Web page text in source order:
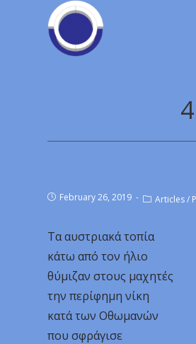
February 26, 2019 Articles/
Τα αυστριακά τοπία
κάτω από τον ήλιο
θύμιζαν στους μαχητές
την περίφημη νίκη
κατά των Οθωμανών
που σφράγισε